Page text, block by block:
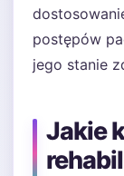
postępów
jego stanie
Jakie